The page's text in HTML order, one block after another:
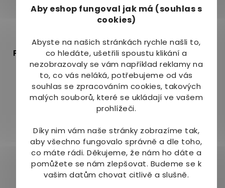
Aby eshop fungoval jak má (souhlas s
cookies)
Abyste na našich stránkách rychle našli to,
co hledáte, ušetřili spoustu klikání a
nezobrazovaly se vám například reklamy na
to, co vás neláká, potřebujeme od vás
souhlas se zpracováním cookies, takových
malých souborů, které se ukládají ve vašem
prohlížeči.
Díky nim vám naše stránky zobrazíme tak,
aby všechno fungovalo správně a dle toho,
co máte rádi. Děkujeme, že nám ho dáte a
pomůžete se nám zlepšovat. Budeme se k
vašim datům chovat citlivě a slušně.
Pískavice - Fenugreek
AF tinktura 50 ml
Dostupné do 1 dne
(>10 ks)
Do košíku
Pískavice - Fenugreek
kapsle 120 ks
Dostupné do 1 dne
(>10 ks)
Do košíku